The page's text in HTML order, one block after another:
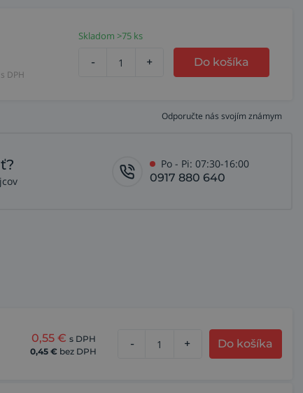
DPH
Skladom >75 ks
- + Do košíka
Odporučte nás svojím známym
Po - Pi: 07:30-16:00
0917 880 640
0,55 € s DPH
0,45 € bez DPH
- + Do košíka